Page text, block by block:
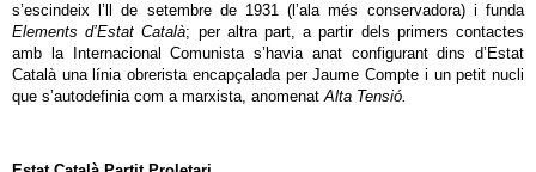
s’escindeix l’ll de setembre de 1931 (l’ala més conservadora) i funda
Elements d’Estat Català; per altra part, a partir dels primers contactes
amb la Internacional Comunista s’havia anat configurant dins d’Estat
Català una línia obrerista encapçalada per Jaume Compte i un petit nucli
que s’autodefinia com a marxista, anomenatAlta Tensió.